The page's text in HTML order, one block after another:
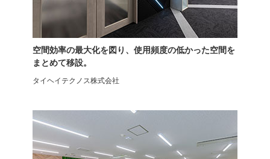
ミーティングチェア
プレソナ
スタッキングチェア
アメーボ
空間効率の最大化を図り、使用頻度の低かった空間を
まとめて移設。
タイヘイテクノス株式会社